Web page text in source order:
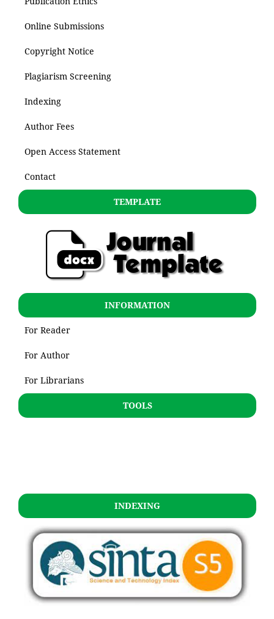
Online Submissions
Copyright Notice
Plagiarism Screening
Indexing
Author Fees
Open Access Statement
Contact
TEMPLATE
INFORMATION
For Reader
For Author
For Librarians
TOOLS
INDEXING